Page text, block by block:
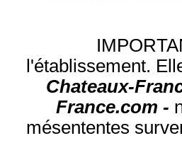
l'établissement.
Chateaux-
France.com -
mésententes